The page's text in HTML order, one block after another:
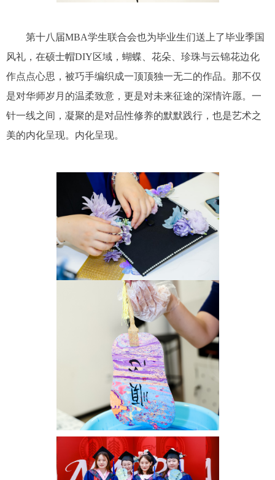
第十八届MBA学生联合会也为毕业生们送上了毕业季国
风礼，在硕士帽DIY区域，蝴蝶、花朵、珍珠与云锦花边化
作点点心思，被巧手编织成一顶顶独一无二的作品。那不仅
是对华师岁月的温柔致意，更是对未来征途的深情许愿。一
针一线之间，凝聚的是对品性修养的默默践行，也是艺术之
美的内化呈现。内化呈现。